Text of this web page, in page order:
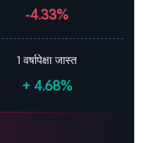
-4.33%
1 वर्षापेक्षा जास्त
+4.68%